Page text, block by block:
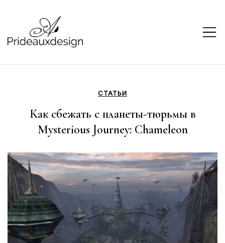
content
prideauxdesign
СТАТЬИ
Как сбежать с планеты-тюрьмы в
Mysterious Journey: Chameleon